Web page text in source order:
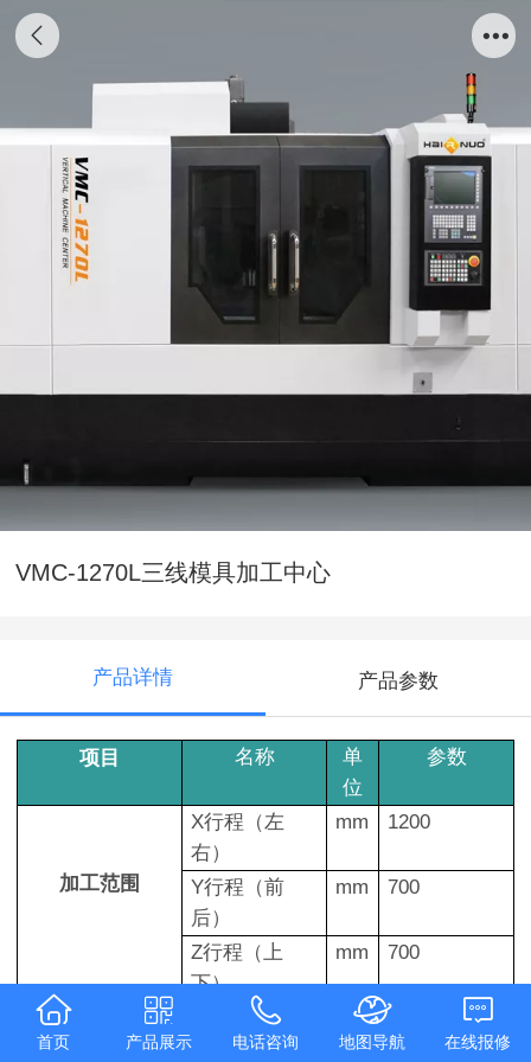
VMC-1270L三线模具加工中心
产品详情 产品参数
项目 名称
单
位
参数
加工范围
X行程（左
右）
mm 1200
Y行程（前
后）
mm 700
Z行程（上
下）
mm 700
主轴鼻端到导
轨面距离
mm
首页 产品展示 电话咨询 地图导航 在线报修